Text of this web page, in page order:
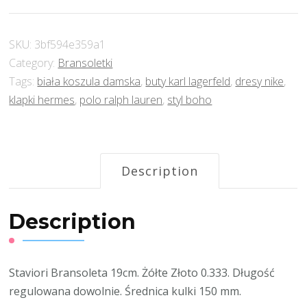
SKU: 3bf594e359a1
Category: Bransoletki
Tags: biała koszula damska, buty karl lagerfeld, dresy nike,
klapki hermes, polo ralph lauren, styl boho
Description
Description
Staviori Bransoleta 19cm. Żółte Złoto 0.333. Długość
regulowana dowolnie. Średnica kulki 150 mm.